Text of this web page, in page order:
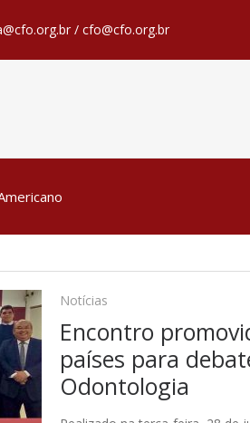
/ cfo@cfo.org.br
Notícias
Encontro
países para
Odontologia